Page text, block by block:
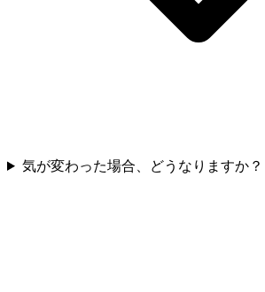
気が変わった場合、どうなりますか？